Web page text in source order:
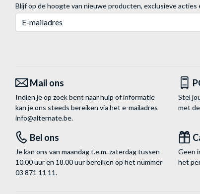
Blijf op de hoogte van nieuwe producten, exclusieve
Mail ons
Indien je op zoek bent naar hulp of informatie
kan je ons steeds bereiken via het e-mailadres
info@alternate.be.
Stel
met
Bel ons
Je kan ons van maandag t.e.m. zaterdag tussen
10.00 uur en 18.00 uur bereiken op het nummer
03 871 11 11.
Geen
het